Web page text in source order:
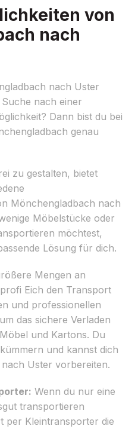
von
nach
nach Uster
nach einer
Dann bist du bei
genau
zu gestalten, bietet
Mönchengladbach nach
Möbelstücke oder
möchtest,
Lösung für dich.
Mengen an
Eich den Transport
und professionellen
das sichere Verladen
und Kartons. Du
und kannst dich
Uster vorbereiten.
Wenn du nur eine
transportieren
per Kleintransporter die